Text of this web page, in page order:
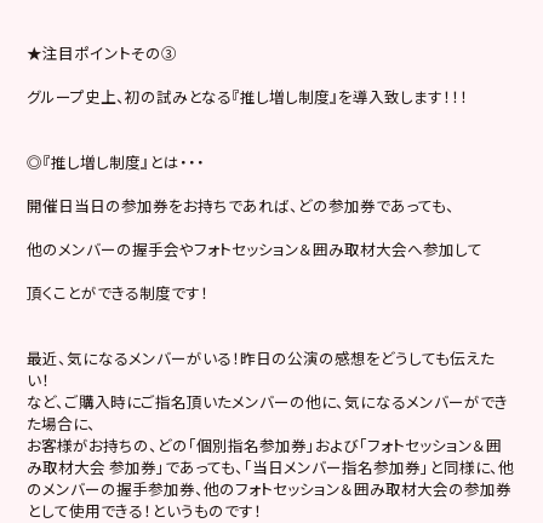
★注目ポイントその③
グループ史上、初の試みとなる『推し増し制度』を導入致します！！！
◎『推し増し制度』とは・・・
開催日当日の参加券をお持ちであれば、どの参加券であっても、
他のメンバーの握手会やフォトセッション＆囲み取材大会へ参加して
頂くことができる制度です！
最近、気になるメンバーがいる！昨日の公演の感想をどうしても伝えた
い！
など、ご購入時にご指名頂いたメンバーの他に、気になるメンバーができ
た場合に、
お客様がお持ちの、どの「個別指名参加券」および「フォトセッション＆囲
み取材大会 参加券」であっても、「当日メンバー指名参加券」と同様に、他
のメンバーの握手参加券、他のフォトセッション＆囲み取材大会の参加券
として使用できる！というものです！